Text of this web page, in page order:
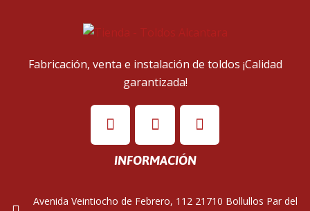
Fabricación, venta e instalación de toldos ¡Calidad
garantizada!
INFORMACIÓN
Avenida Veintiocho de Febrero, 112 21710 Bollullos Par del